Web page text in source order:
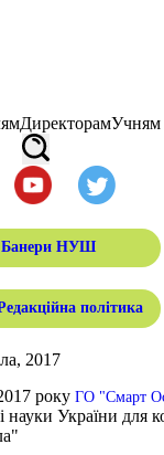
ДиректорамУчням
Банери НУШ
політика
2017
року ГО "Смарт
науки України для